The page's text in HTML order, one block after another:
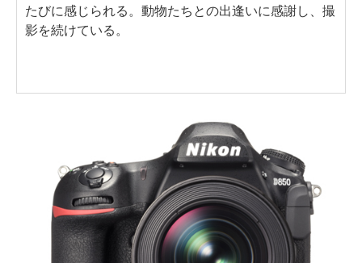
たびに感じられる。動物たちとの出逢いに感謝し、撮
影を続けている。